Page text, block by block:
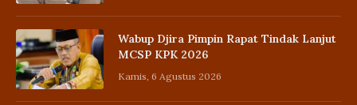
Wabup Djira Pimpin Rapat Tindak Lanjut
MCSP KPK 2026
Kamis, 6 Agustus 2026